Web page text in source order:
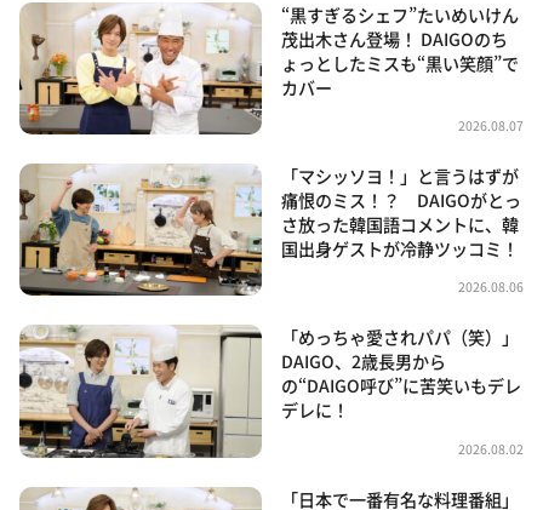
“黒すぎるシェフ”たいめいけん
茂出木さん登場！ DAIGOのち
ょっとしたミスも“黒い笑顔”で
カバー
2026.08.07
「マシッソヨ！」と言うはずが
痛恨のミス！？ DAIGOがとっ
さ放った韓国語コメントに、韓
国出身ゲストが冷静ツッコミ！
2026.08.06
「めっちゃ愛されパパ（笑）」
DAIGO、2歳長男から
の“DAIGO呼び”に苦笑いもデレ
デレに！
2026.08.02
「日本で一番有名な料理番組」